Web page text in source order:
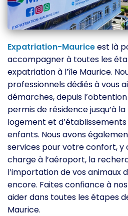
Expatriation-Mauriceest là
accompagner à toutes les
expatriation à l’île Maurice.
professionnels dédiés à vous
démarches, depuis
permis de résidence jusqu’à
logement et
enfants. Nous avons
services pour votre confort, y
charge à l’aéroport, la
l’importation de vos animaux
encore. Faites confiance à
aider dans toutes les étapes
Maurice.